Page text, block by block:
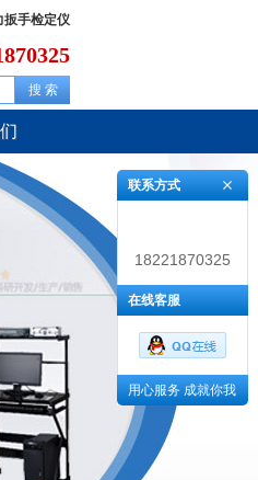
扳手检定仪
联系方式
18221870325
在线客服
用心服务 成就你我